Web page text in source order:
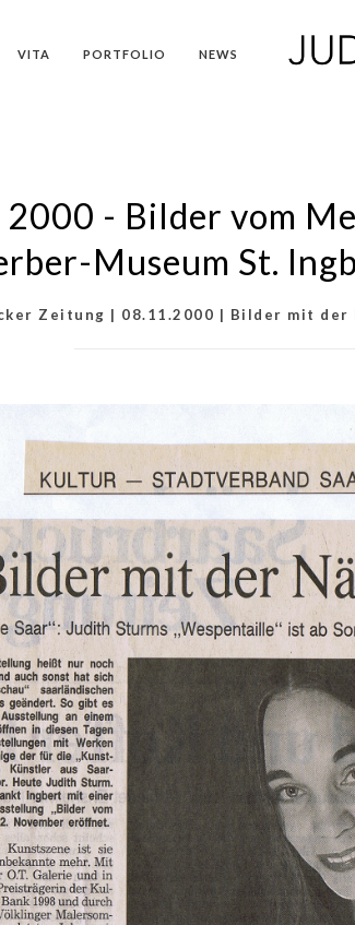
VITA PORTFOLIO NEWS
- Bilder vom
Museum St.
Zeitung | 08.11.2000 | Bilder mit der